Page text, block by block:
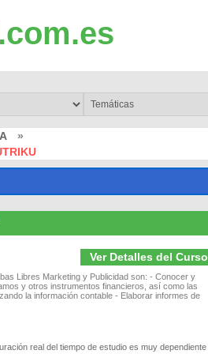
.com.es
»
Ver Detalles del Curso
Libres Marketing y Publicidad son: - Conocer y
y otros instrumentos financieros, así como las
la información contable - Elaborar informes de
real del tiempo de estudio es muy dependiente